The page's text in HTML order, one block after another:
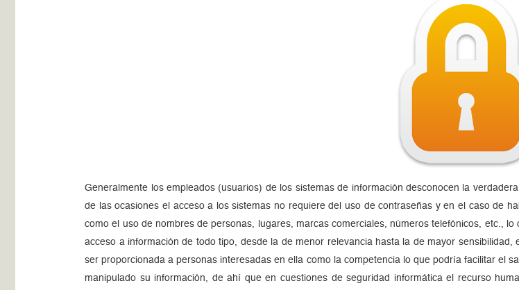
Generalmente los empleados (usuarios) de los sistemas de información desconocen la
de las ocasiones el acceso a los sistemas no requiere del uso de contraseñas y en el caso de
como el uso de nombres de personas, lugares, marcas comerciales, números telefónicos, etc.,
acceso a información de todo tipo, desde la de menor relevancia hasta la de mayor
ser proporcionada a personas interesadas en ella como la competencia lo que podría facilitar el
manipulado su información, de ahí que en cuestiones de seguridad informática el recurso